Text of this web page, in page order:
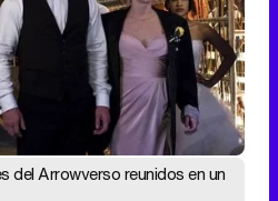
del Arrowverso reunidos en un